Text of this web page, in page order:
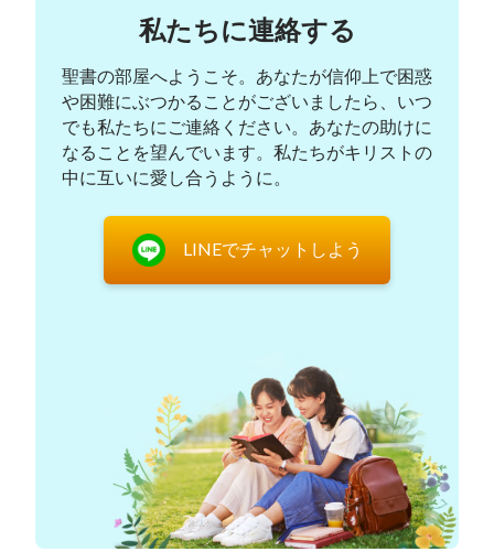
私たちに連絡する
聖書の部屋へようこそ。あなたが信仰上で困惑
や困難にぶつかることがございましたら、いつ
でも私たちにご連絡ください。あなたの助けに
なることを望んでいます。私たちがキリストの
中に互いに愛し合うように。
LINEでチャットしよう